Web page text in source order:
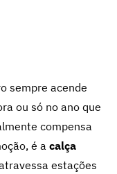
sempre acende
ou só no ano que
compensa
é a calça
estações